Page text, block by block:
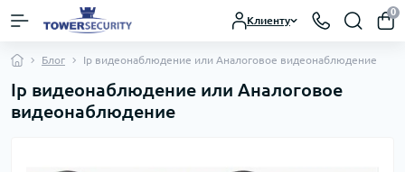
Клиенту
0
Блог Ip видеонаблюдение или Аналоговое видеонаблюдение
Ip видеонаблюдение или Аналоговое
видеонаблюдение